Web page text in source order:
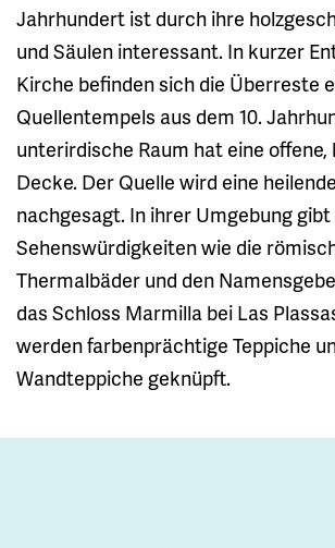
Jahrhundert ist durch ihre
und Säulen interessant. In kurzer
Kirche befinden sich die Überreste
Quellentempels aus dem 10.
unterirdische Raum hat eine
Decke. Der Quelle wird eine
nachgesagt. In ihrer Umgebung
Sehenswürdigkeiten wie die
Thermalbäder und den
das Schloss Marmilla bei Las
werden farbenprächtige Teppiche
Wandteppiche geknüpft.